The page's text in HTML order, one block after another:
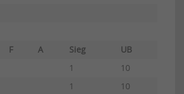
F A Sieg
UB
1
10
1
10